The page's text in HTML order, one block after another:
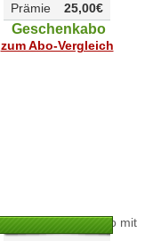
25,00€
Prämie
Geschenkabo
zum Abo-Vergleich